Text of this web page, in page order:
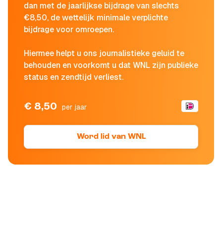
dan met de jaarlijkse bijdrage van slechts
€8,50, de wettelijk minimale verplichte
bijdrage voor omroepen.
Hiermee helpt u ons journalistieke geluid te
behouden en voorkomt u dat WNL zijn publieke
status en zendtijd verliest.
€ 8,50 per jaar
Word lid van WNL